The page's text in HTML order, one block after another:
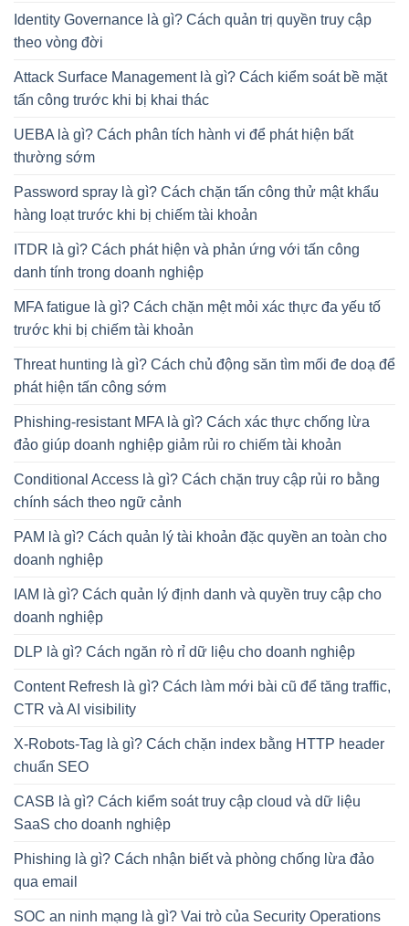
Identity Governance là gì? Cách quản trị quyền truy cập
theo vòng đời
Attack Surface Management là gì? Cách kiểm soát bề mặt
tấn công trước khi bị khai thác
UEBA là gì? Cách phân tích hành vi để phát hiện bất
thường sớm
Password spray là gì? Cách chặn tấn công thử mật khẩu
hàng loạt trước khi bị chiếm tài khoản
ITDR là gì? Cách phát hiện và phản ứng với tấn công
danh tính trong doanh nghiệp
MFA fatigue là gì? Cách chặn mệt mỏi xác thực đa yếu tố
trước khi bị chiếm tài khoản
Threat hunting là gì? Cách chủ động săn tìm mối đe doạ để
phát hiện tấn công sớm
Phishing-resistant MFA là gì? Cách xác thực chống lừa
đảo giúp doanh nghiệp giảm rủi ro chiếm tài khoản
Conditional Access là gì? Cách chặn truy cập rủi ro bằng
chính sách theo ngữ cảnh
PAM là gì? Cách quản lý tài khoản đặc quyền an toàn cho
doanh nghiệp
IAM là gì? Cách quản lý định danh và quyền truy cập cho
doanh nghiệp
DLP là gì? Cách ngăn rò rỉ dữ liệu cho doanh nghiệp
Content Refresh là gì? Cách làm mới bài cũ để tăng traffic,
CTR và AI visibility
X-Robots-Tag là gì? Cách chặn index bằng HTTP header
chuẩn SEO
CASB là gì? Cách kiểm soát truy cập cloud và dữ liệu
SaaS cho doanh nghiệp
Phishing là gì? Cách nhận biết và phòng chống lừa đảo
qua email
SOC an ninh mạng là gì? Vai trò của Security Operations